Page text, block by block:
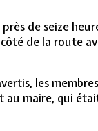
de seize
de la route
les
au maire, qui